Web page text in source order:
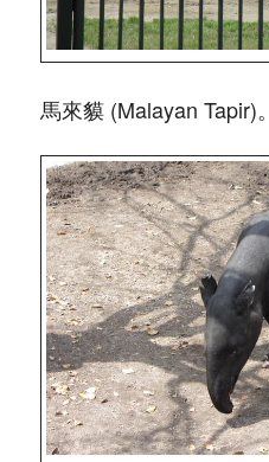
馬來貘 (Malayan Tapir)。